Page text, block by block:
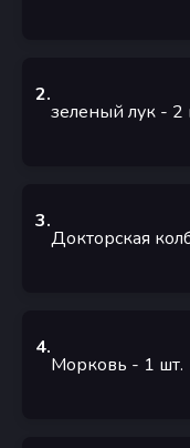
2.
зеленый лук - 2
3.
Докторская
4.
Морковь - 1 шт.